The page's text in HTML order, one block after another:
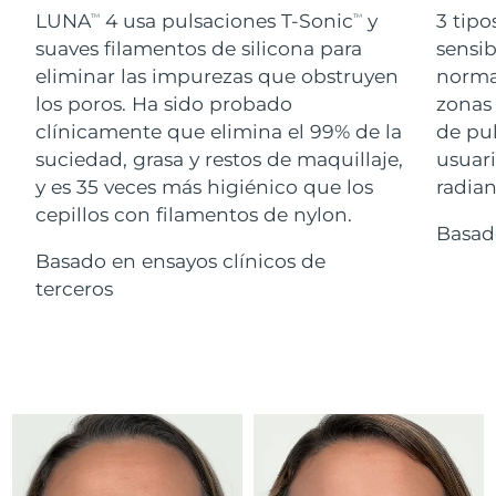
LUNATM 4 usa pulsaciones T-SonicTM
y
suaves filamentos de silicona para
eliminar las impurezas que obstruyen
los poros. Ha sido probado
clínicamente que elimina el 99% de la
suciedad, grasa y restos de maquillaje,
y es 35 veces más higiénico que los
cepillos con filamentos de nylon.
Basado en ensayos clínicos de
terceros
3
de
For healthy hair
18% PAP
Cosméticos Hombres
Comprar todo
FOREO APP
Israel Entrega prevista 15/8/26
Italia Entrega prevista 11/8/26
Japón Entrega prevista 14/8/26
Jersey Entrega prevista 16/8/26
13/8/26
Kuwait
Lituania Entrega prevista11/8/26